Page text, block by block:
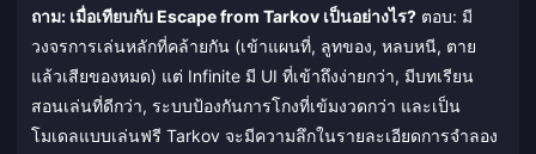
ถาม: เมื่อเทียบกับ Escape from Tarkov เป็นอย่างไร? ตอบ: มี
วงจรการเล่นหลักที่คล้ายกัน (เข้าแผนที่, ลูทของ, หลบหนี, ตาย
แล้วเสียของหมด) แต่ Infinite มี UI ที่เข้าถึงง่ายกว่า, มีบทเรียน
สอนเล่นที่ดีกว่า, ระบบป้องกันการโกงที่เข้มงวดกว่า และเป็น
โมเดลแบบเล่นฟรี Tarkov จะมีความลึกในรายละเอียดการจำลอง